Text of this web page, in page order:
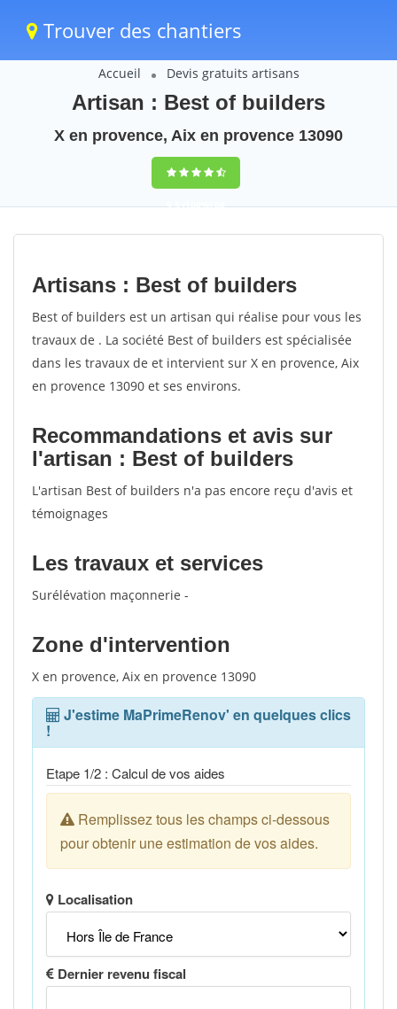
Trouver des chantiers
Accueil Devis gratuits artisans
Artisan : Best of builders
X en provence, Aix en provence 13090
9,5(100%)60
votes
Artisans : Best of builders
Best of builders est un artisan qui réalise pour vous les
travaux de . La société Best of builders est spécialisée
dans les travaux de et intervient sur X en provence, Aix
en provence 13090 et ses environs.
Recommandations et avis sur
l'artisan : Best of builders
L'artisan Best of builders n'a pas encore reçu d'avis et
témoignages
Les travaux et services
Surélévation maçonnerie -
Zone d'intervention
X en provence, Aix en provence 13090